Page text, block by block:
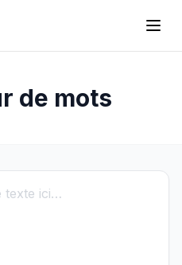
de mots